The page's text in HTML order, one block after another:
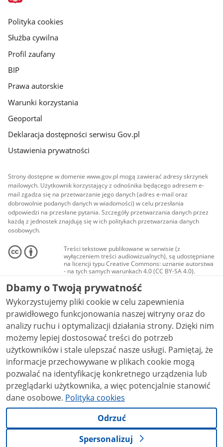
gov.pl
Polityka cookies
Służba cywilna
Profil zaufany
BIP
Prawa autorskie
Warunki korzystania
Geoportal
Deklaracja dostępności serwisu Gov.pl
Ustawienia prywatności
Strony dostępne w domenie www.gov.pl mogą zawierać adresy skrzynek
mailowych. Użytkownik korzystający z odnośnika będącego adresem e-
mail zgadza się na przetwarzanie jego danych (adres e-mail oraz
dobrowolnie podanych danych w wiadomości) w celu przesłania
odpowiedzi na przesłane pytania. Szczegóły przetwarzania danych przez
każdą z jednostek znajdują się w ich politykach przetwarzania danych
osobowych.
Treści tekstowe publikowane w serwisie (z
wyłączeniem treści audiowizualnych), są udostępniane
na licencji typu Creative Commons: uznanie autorstwa
- na tych samych warunkach 4.0 (CC BY-SA 4.0).
Materiały audiowizualne, w tym zdjęcia, materiały
audio i wideo, są udostępniane na licencji typu
Creative Commons: uznanie autorstwa użycie
niekomercyjne - bez utworów zależnych 4.0 (CC BY-
NC-ND 4.0), o ile nie jest to stwierdzone inaczej.
Dbamy o Twoją prywatność
Wykorzystujemy pliki cookie w celu zapewnienia
prawidłowego funkcjonowania naszej witryny oraz do
analizy ruchu i optymalizacji działania strony. Dzięki nim
możemy lepiej dostosować treści do potrzeb
użytkowników i stale ulepszać nasze usługi. Pamiętaj, że
informacje przechowywane w plikach cookie mogą
pozwalać na identyfikację konkretnego urządzenia lub
przeglądarki użytkownika, a więc potencjalnie stanowić
dane osobowe. Polityka cookies
Odrzuć
Spersonalizuj